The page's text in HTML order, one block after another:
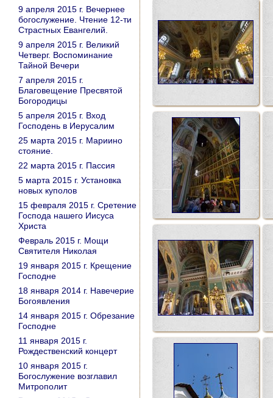
9 апреля 2015 г. Вечернее
богослужение. Чтение 12-ти
Страстных Евангелий.
9 апреля 2015 г. Великий
Четверг. Воспоминание
Тайной Вечери
7 апреля 2015 г.
Благовещение Пресвятой
Богородицы
5 апреля 2015 г. Вход
Господень в Иерусалим
25 марта 2015 г. Мариино
стояние.
22 марта 2015 г. Пассия
5 марта 2015 г. Установка
новых куполов
15 февраля 2015 г. Сретение
Господа нашего Иисуса
Христа
Февраль 2015 г. Мощи
Святителя Николая
19 января 2015 г. Крещение
Господне
18 января 2014 г. Навечерие
Богоявления
14 января 2015 г. Обрезание
Господне
11 января 2015 г.
Рождественский концерт
10 января 2015 г.
Богослужение возглавил
Митрополит